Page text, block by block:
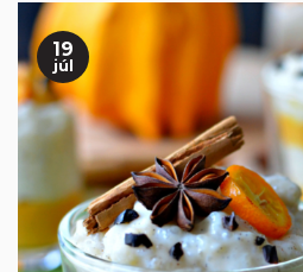
19
júl